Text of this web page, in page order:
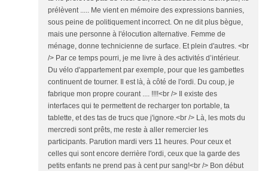
prélèvent ..... Me vient en mémoire des expressions bannies,
sous peine de politiquement incorrect. On ne dit plus bègue,
mais une personne à l'élocution alternative. Femme de
ménage, donne technicienne de surface. Et plein d'autres. <br
/> Par ce temps pourri, je me livre à des activités d’intérieur.
Du vélo d'appartement par exemple, pour que les gambettes
continuent de tourner. Il est là, à côté de l'ordi. Du coup, je
fabrique mon propre courant .... !!!!<br /> Il existe des
interfaces qui te permettent de recharger ton portable, ta
tablette, et des tas de trucs que j'ignore.<br /> Là, les mots du
mercredi sont prêts, me reste à aller remercier les
participants. Parution mardi vers 11 heures. Pour ceux et
celles qui sont encore derrière l'ordi, ceux que la garde des
petits enfants ne prend pas à cent pur sang!<br /> Bon début